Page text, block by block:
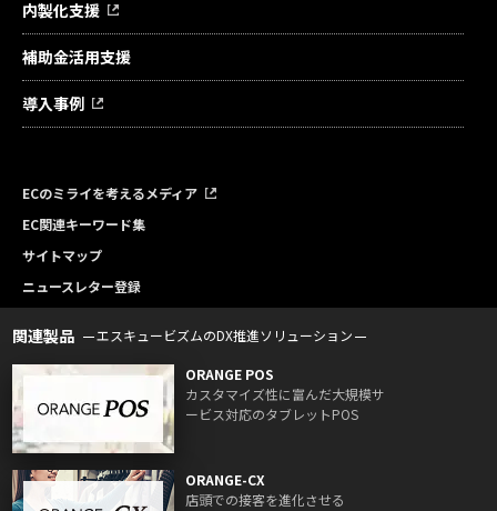
内製化支援
補助金活用支援
導入事例
ECのミライを考えるメディア
EC関連キーワード集
サイトマップ
ニュースレター登録
関連製品 エスキュービズムのDX推進ソリューション
ORANGE POS
カスタマイズ性に富んだ大規模サ
ービス対応のタブレットPOS
ORANGE-CX
店頭での接客を進化させる